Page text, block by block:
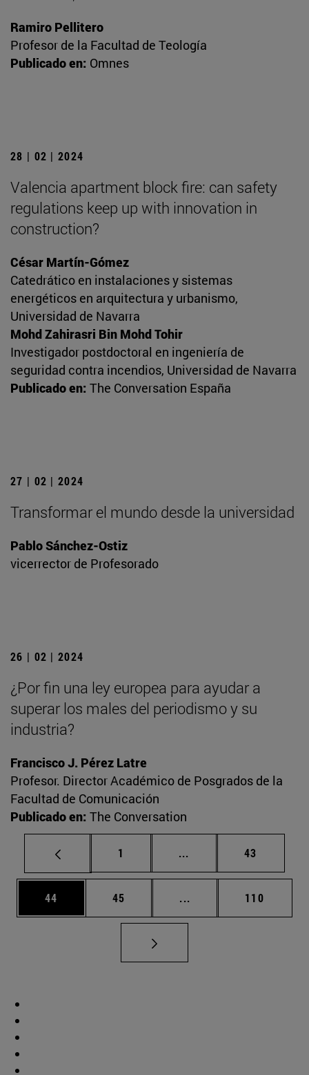
Ramiro Pellitero
Profesor de la Facultad de Teología
Publicado en: Omnes
28 | 02 | 2024
Valencia apartment block fire: can safety
regulations keep up with innovation in
construction?
César Martín-Gómez
Catedrático en instalaciones y sistemas
energéticos en arquitectura y urbanismo,
Universidad de Navarra
Mohd Zahirasri Bin Mohd Tohir
Investigador postdoctoral en ingeniería de
seguridad contra incendios, Universidad de Navarra
Publicado en: The Conversation España
27 | 02 | 2024
Transformar el mundo desde la universidad
Pablo Sánchez-Ostiz
vicerrector de Profesorado
26 | 02 | 2024
¿Por fin una ley europea para ayudar a
superar los males del periodismo y su
industria?
Francisco J. Pérez Latre
Profesor. Director Académico de Posgrados de la
Facultad de Comunicación
Publicado en: The Conversation
Página
1 ... Páginas intermedias
Página
43
Página
44 Página
45 ... Páginas intermedias
Página
110